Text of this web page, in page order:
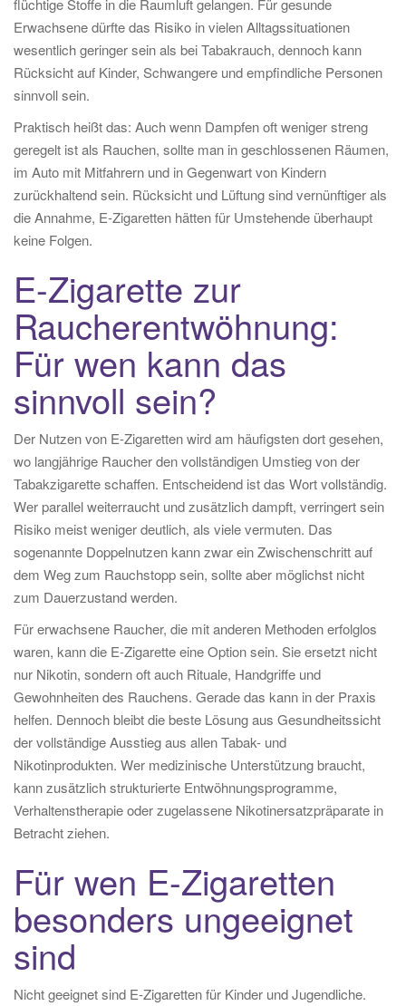
flüchtige Stoffe in die Raumluft gelangen. Für gesunde
Erwachsene dürfte das Risiko in vielen Alltagssituationen
wesentlich geringer sein als bei Tabakrauch, dennoch kann
Rücksicht auf Kinder, Schwangere und empfindliche Personen
sinnvoll sein.
Praktisch heißt das: Auch wenn Dampfen oft weniger streng
geregelt ist als Rauchen, sollte man in geschlossenen Räumen,
im Auto mit Mitfahrern und in Gegenwart von Kindern
zurückhaltend sein. Rücksicht und Lüftung sind vernünftiger als
die Annahme, E-Zigaretten hätten für Umstehende überhaupt
keine Folgen.
E-Zigarette zur
Raucherentwöhnung:
Für wen kann das
sinnvoll sein?
Der Nutzen von E-Zigaretten wird am häufigsten dort gesehen,
wo langjährige Raucher den vollständigen Umstieg von der
Tabakzigarette schaffen. Entscheidend ist das Wort vollständig.
Wer parallel weiterraucht und zusätzlich dampft, verringert sein
Risiko meist weniger deutlich, als viele vermuten. Das
sogenannte Doppelnutzen kann zwar ein Zwischenschritt auf
dem Weg zum Rauchstopp sein, sollte aber möglichst nicht
zum Dauerzustand werden.
Für erwachsene Raucher, die mit anderen Methoden erfolglos
waren, kann die E-Zigarette eine Option sein. Sie ersetzt nicht
nur Nikotin, sondern oft auch Rituale, Handgriffe und
Gewohnheiten des Rauchens. Gerade das kann in der Praxis
helfen. Dennoch bleibt die beste Lösung aus Gesundheitssicht
der vollständige Ausstieg aus allen Tabak- und
Nikotinprodukten. Wer medizinische Unterstützung braucht,
kann zusätzlich strukturierte Entwöhnungsprogramme,
Verhaltenstherapie oder zugelassene Nikotinersatzpräparate in
Betracht ziehen.
Für wen E-Zigaretten
besonders ungeeignet
sind
Nicht geeignet sind E-Zigaretten für Kinder und Jugendliche.